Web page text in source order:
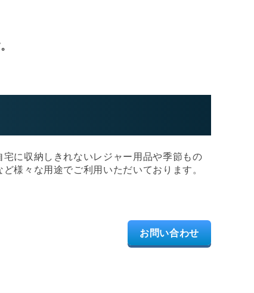
宅に収納しきれないレジャー用品や季節もの
ど様々な用途でご利用いただいております。
お問い合わせ
4帖タイプ
280×220×220
閉じる